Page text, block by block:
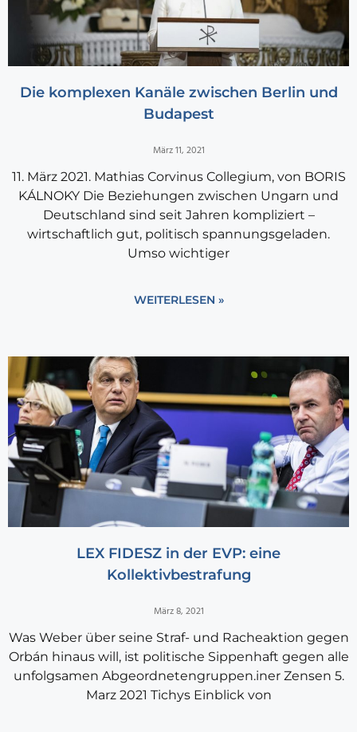
Die komplexen Kanäle zwischen Berlin und
Budapest
März 11, 2021
11. März 2021. Mathias Corvinus Collegium, von BORIS
KÁLNOKY Die Beziehungen zwischen Ungarn und
Deutschland sind seit Jahren kompliziert –
wirtschaftlich gut, politisch spannungsgeladen.
Umso wichtiger
WEITERLESEN »
LEX FIDESZ in der EVP: eine
Kollektivbestrafung
März 8, 2021
Was Weber über seine Straf- und Racheaktion gegen
Orbán hinaus will, ist politische Sippenhaft gegen alle
unfolgsamen Abgeordnetengruppen.iner Zensen 5.
Marz 2021 Tichys Einblick von